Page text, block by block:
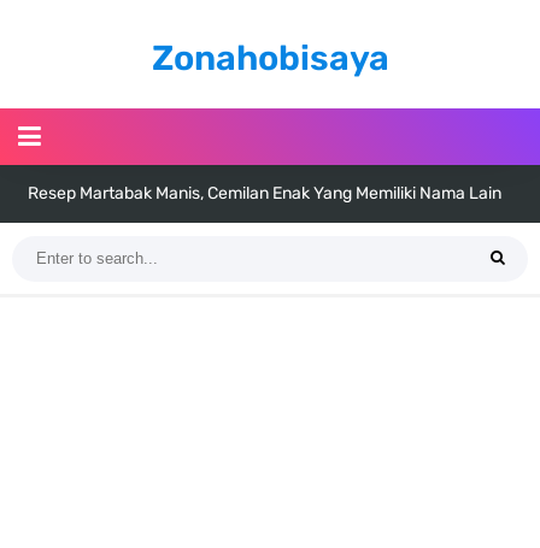
Zonahobisaya
Resep Martabak Manis, Cemilan Enak Yang Memiliki Nama Lain